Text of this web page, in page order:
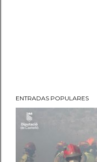
ENTRADAS POPULARES